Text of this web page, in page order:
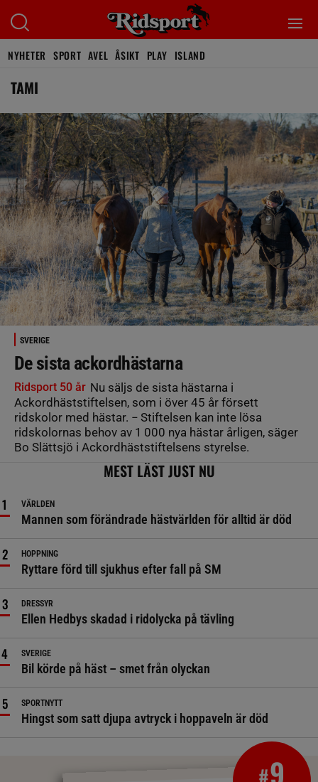
NYHETER SPORT AVEL ÅSIKT PLAY ISLAND
TAMI
SVERIGE
De sista ackordhästarna
Ridsport 50 år Nu säljs de sista hästarna i
Ackordhäststiftelsen, som i över 45 år försett
ridskolor med hästar. − Stiftelsen kan inte lösa
ridskolornas behov av 1 000 nya hästar årligen, säger
Bo Slättsjö i Ackordhäststiftelsens styrelse.
MEST LÄST JUST NU
VÄRLDEN
Mannen som förändrade hästvärlden för alltid är död
HOPPNING
Ryttare förd till sjukhus efter fall på SM
DRESSYR
Ellen Hedbys skadad i ridolycka på tävling
SVERIGE
Bil körde på häst – smet från olyckan
SPORTNYTT
Hingst som satt djupa avtryck i hoppaveln är död
9